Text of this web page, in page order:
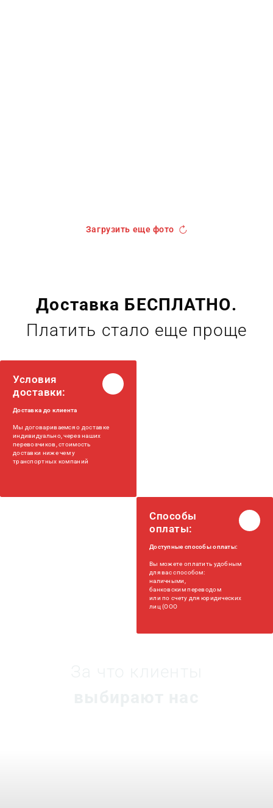
Загрузить еще фото
Доставка БЕСПЛАТНО.
Платить стало еще проще
Условия
доставки:
Доставка до клиента
Мы договариваемся о доставке
индивидуально, через наших
перевозчиков, стоимость
доставки ниже чем у
транспортных компаний
Способы
оплаты:
Доступные способы оплаты:
Вы можете оплатить удобным
для вас способом:
наличными,
банковским переводом
или по счету для юридических
лиц (ООО